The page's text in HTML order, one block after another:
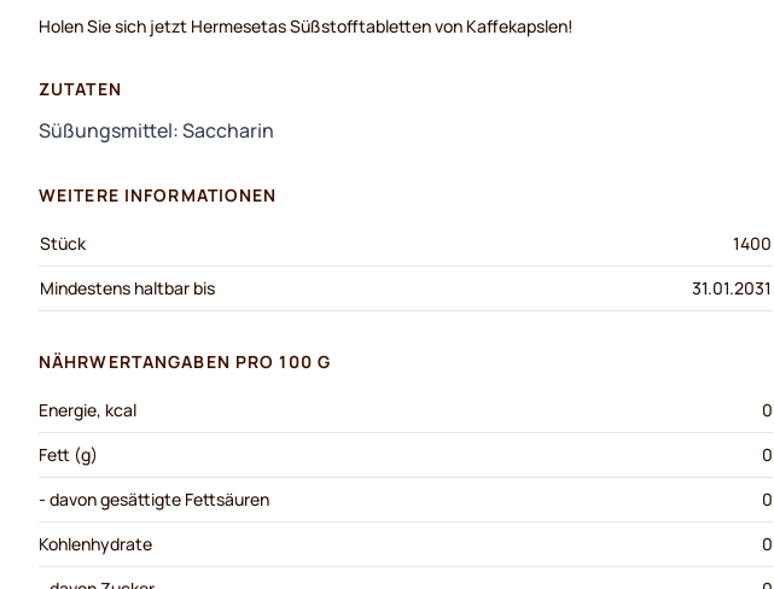
Holen Sie sich jetzt Hermesetas Süßstofftabletten von Kaffekapslen!
ZUTATEN
Süßungsmittel: Saccharin
WEITERE INFORMATIONEN
Stück
1400
Mindestens haltbar bis
31.01.2031
NÄHRWERTANGABEN PRO 100 G
Energie, kcal
0
Fett (g)
0
- davon gesättigte Fettsäuren
0
Kohlenhydrate
0